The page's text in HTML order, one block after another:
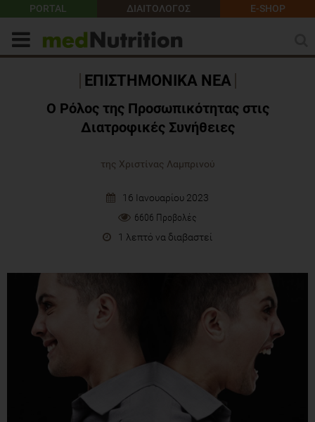
PORTAL ΔΙΑΙΤΟΛΟΓΟΣ E-SHOP
ΕΠΙΣΤΗΜΟΝΙΚΑ ΝΕΑ
O Ρόλος της Προσωπικότητας στις
Διατροφικές Συνήθειες
της Χριστίνας Λαμπρινού
16 Ιανουαρίου 2023
6606 Προβολές
1 λεπτό να διαβαστεί